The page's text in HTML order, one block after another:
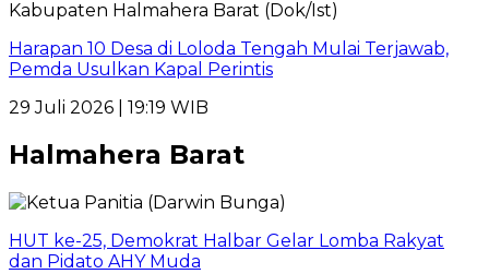
Harapan 10 Desa di Loloda Tengah Mulai Terjawab,
Pemda Usulkan Kapal Perintis
29 Juli 2026 | 19:19 WIB
Halmahera Barat
HUT ke-25, Demokrat Halbar Gelar Lomba Rakyat
dan Pidato AHY Muda